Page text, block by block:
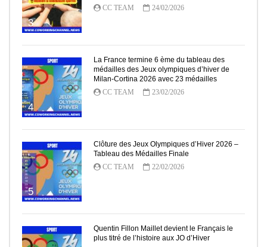
3
CC TEAM
24/02/2026
4
La France termine 6 ème du tableau des
médailles des Jeux olympiques d’hiver de
Milan-Cortina 2026 avec 23 médailles
CC TEAM
23/02/2026
5
Clôture des Jeux Olympiques d’Hiver 2026 –
Tableau des Médailles Finale
CC TEAM
22/02/2026
Quentin Fillon Maillet devient le Français le
plus titré de l’histoire aux JO d’Hiver